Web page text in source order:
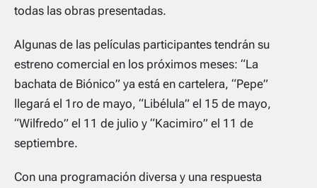
todas las obras presentadas.
Algunas de las películas participantes tendrán su
estreno comercial en los próximos meses: “La
bachata de Biónico” ya está en cartelera, “Pepe”
llegará el 1ro de mayo, “Libélula” el 15 de mayo,
“Wilfredo” el 11 de julio y “Kacimiro” el 11 de
septiembre.
Con una programación diversa y una respuesta